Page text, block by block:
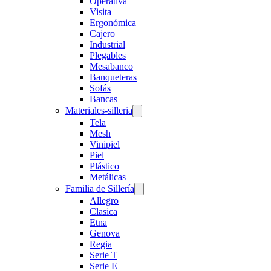
Visita
Ergonómica
Cajero
Industrial
Plegables
Mesabanco
Banqueteras
Sofás
Bancas
Materiales-silleria
Tela
Mesh
Vinipiel
Piel
Plástico
Metálicas
Familia de Sillería
Allegro
Clasica
Etna
Genova
Regia
Serie T
Serie E